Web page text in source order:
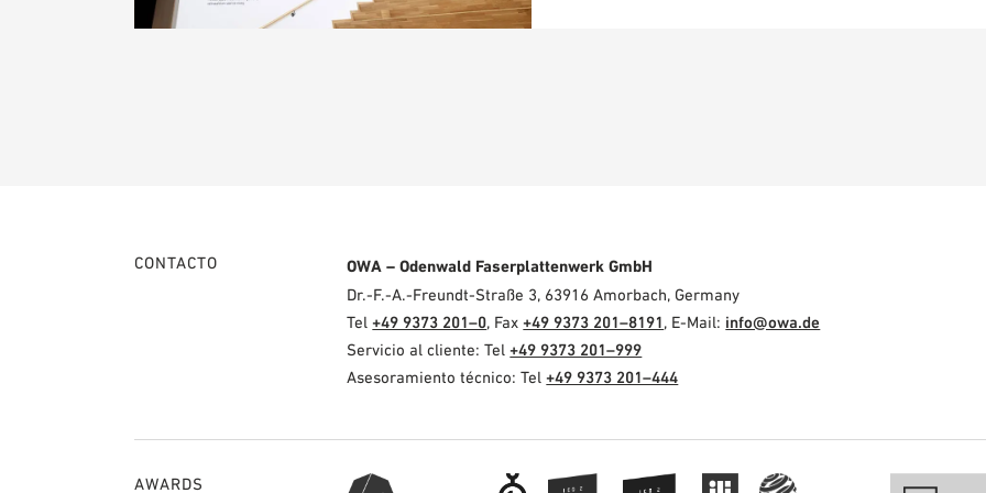
CONTACTO OWA – Odenwald Faserplattenwerk GmbH
Dr.-F.-A.-Freundt-Straße 3, 63916 Amorbach, Germany
Tel+49 9373 201–0, Fax+49 9373 201–8191, E-Mail: info@owa.de
Servicio al cliente: Tel+49 9373 201–999
Asesoramiento técnico: Tel+49 9373 201–444
AWARDS